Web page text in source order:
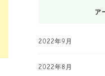
ア
2022年9月
2022年8月